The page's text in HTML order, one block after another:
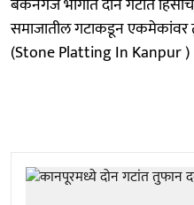
समाजातील गटाकडून
(Stone Platting In Kanpur )